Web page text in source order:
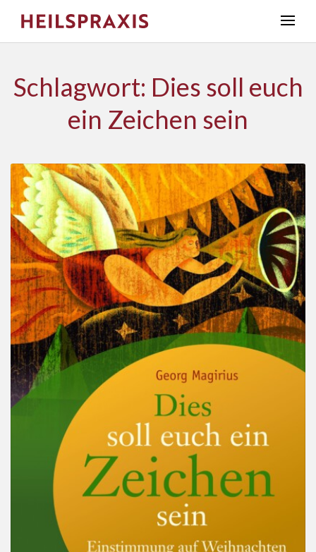
Schlagwort: Dies soll euch
ein Zeichen sein